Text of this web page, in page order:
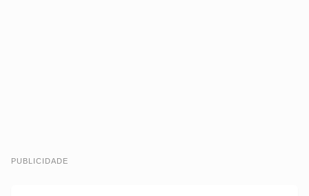
PUBLICIDADE